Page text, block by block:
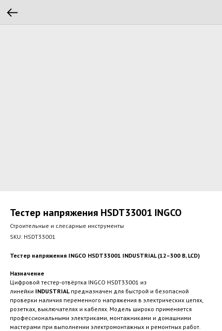
Тестер напряжения HSDT33001 INGCO
Строительные и слесарные инструменты
SKU: HSDT33001
Тестер напряжения INGCO HSDT33001 INDUSTRIAL (12–300 В, LCD)
Назначение
Цифровой тестер-отвёртка INGCO HSDT33001 из
линейки INDUSTRIALпредназначен для быстрой и безопасной
проверки наличия переменного напряжения в электрических цепях,
розетках, выключателях и кабелях. Модель широко применяется
профессиональными электриками, монтажниками и домашними
мастерами при выполнении электромонтажных и ремонтных работ.